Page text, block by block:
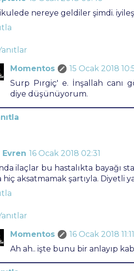
nereye geldiler şimdi.
Momentos
15 Ocak 2018
Surp Pırgiç' e. İnşallah canı
diye düşünüyorum.
Evren 16 Ocak 2018 02:31
ilaçlar bu hastalıkta bayağı
hiç aksatmamak şartıyla. Diyetli
Momentos
16 Ocak 2018 11:11
Ah ah.. işte bunu bir anlayıp